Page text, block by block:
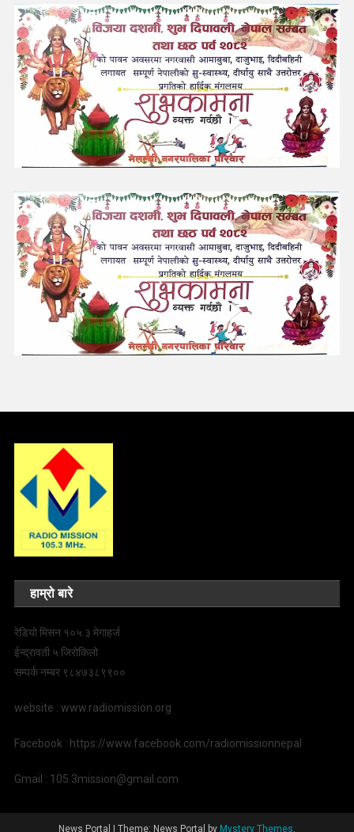
हाम्रो बारे
रेडियो मिसन १०५.३ मेगाहर्ज
ईन्द्रावती ५ जिरोकिलो
सम्पर्क नम्बर ९८४७३८९९००
website : www.radiomission.org
Facebook : https://www.facebook.com/radiomissionnepal
Gmail : 105.3mission@gmail.com
News Portal Theme: News Portal by Mystery Themes.